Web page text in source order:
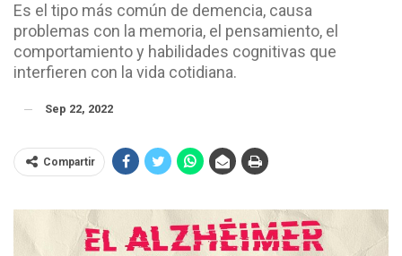
Es el tipo más común de demencia, causa
problemas con la memoria, el pensamiento, el
comportamiento y habilidades cognitivas que
interfieren con la vida cotidiana.
Sep 22, 2022
Compartir